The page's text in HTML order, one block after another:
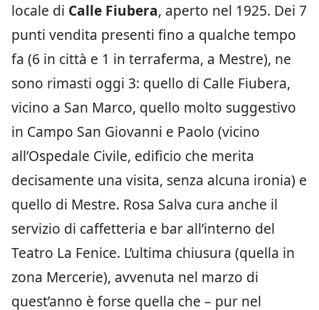
locale di Calle Fiubera, aperto nel 1925. Dei 7
punti vendita presenti fino a qualche tempo
fa (6 in città e 1 in terraferma, a Mestre), ne
sono rimasti oggi 3: quello di Calle Fiubera,
vicino a San Marco, quello molto suggestivo
in Campo San Giovanni e Paolo (vicino
all’Ospedale Civile, edificio che merita
decisamente una visita, senza alcuna ironia) e
quello di Mestre. Rosa Salva cura anche il
servizio di caffetteria e bar all’interno del
Teatro La Fenice. L’ultima chiusura (quella in
zona Mercerie), avvenuta nel marzo di
quest’anno è forse quella che – pur nel